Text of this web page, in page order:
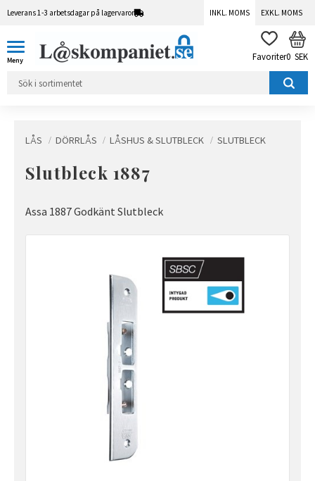
Leverans 1-3 arbetsdagar på lagervaror INKL. MOMS EXKL. MOMS
FAVORITER
0 SEK
LÅS DÖRRLÅS LÅSHUS & SLUTBLECK SLUTBLECK
Slutbleck 1887
Assa 1887 Godkänt Slutbleck